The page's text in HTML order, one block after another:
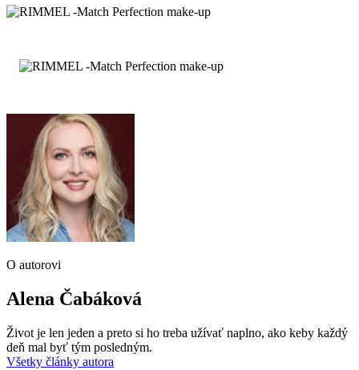
O autorovi
Alena Čabáková
Život je len jeden a preto si ho treba užívať naplno, ako keby každý
deň mal byť tým posledným.
Všetky články autora